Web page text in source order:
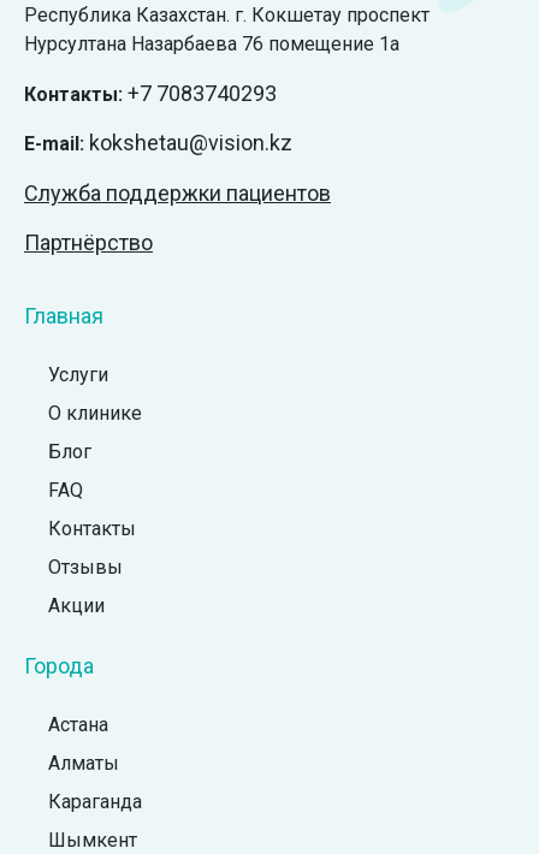
Республика Казахстан. г. Кокшетау проспект
Нурсултана Назарбаева 76 помещение 1а
Контакты: +7 7083740293
E-mail: kokshetau@vision.kz
Служба поддержки пациентов
Партнёрство
Главная
Услуги
О клинике
Блог
FAQ
Контакты
Отзывы
Акции
Города
Астана
Алматы
Караганда
Шымкент